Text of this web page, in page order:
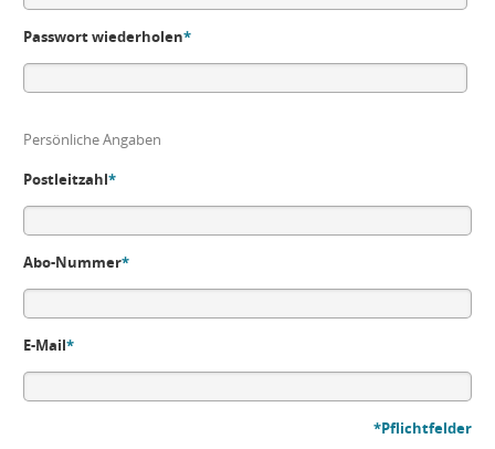
Passwort wiederholen*
Persönliche Angaben
Postleitzahl*
Abo-Nummer*
E-Mail*
*Pflichtfelder